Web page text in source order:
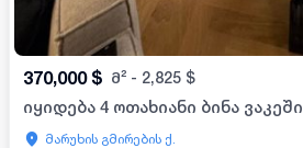
370,000 $ მ² - 2,825 $
იყიდება 4 ოთახიანი ბინა ვაკეში
მარუხის გმირების ქ.